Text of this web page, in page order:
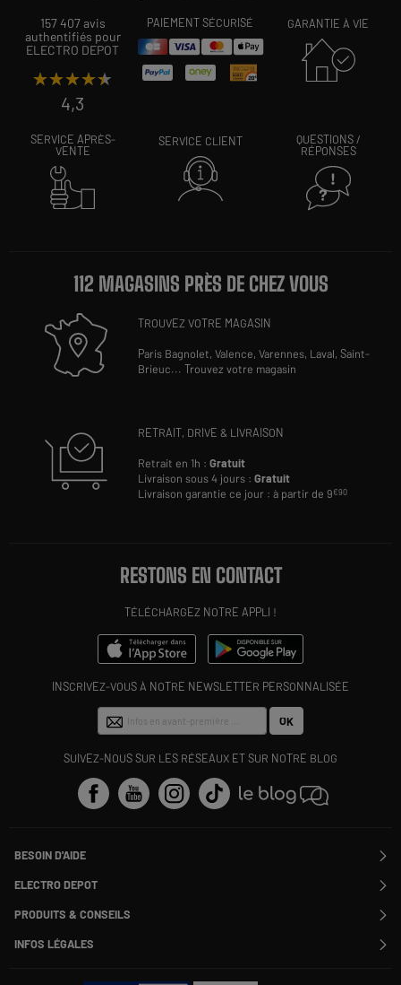
157 407 avis
authentifiés pour
ELECTRO DEPOT
★★★★★
★★★★★
4,3
PAIEMENT SÉCURISÉ GARANTIE À VIE
SERVICE APRÈS-
VENTE
SERVICE CLIENT
QUESTIONS /
RÉPONSES
112 MAGASINS PRÈS DE CHEZ VOUS
TROUVEZ VOTRE MAGASIN
Paris Bagnolet,Valence,Varennes, Laval,Saint-
Brieuc...Trouvez votre magasin
RETRAIT, DRIVE & LIVRAISON
Retrait en 1h :Gratuit
Livraison sous 4 jours :Gratuit
Livraison garantie ce jour : à partir de 9€90
RESTONS EN CONTACT
TÉLÉCHARGEZ NOTRE APPLI !
INSCRIVEZ-VOUS À NOTRE NEWSLETTER PERSONNALISÉE
OK
SUIVEZ-NOUS SUR LES RÉSEAUX ET SUR NOTRE BLOG
BESOIN D'AIDE
Suivre ma commande
Modifier ou annuler ma commande
SAV
Payer en plusieurs fois
ELECTRO DEPOT
Rejoignez-nous !
PRODUITS & CONSEILS
Nos marques
Les avis du site
INFOS LÉGALES